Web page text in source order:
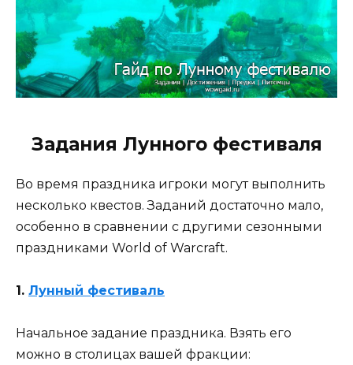
Задания Лунного фестиваля
Во время праздника игроки могут выполнить
несколько квестов. Заданий достаточно мало,
особенно в сравнении с другими сезонными
праздниками World of Warcraft.
1. Лунный фестиваль
Начальное задание праздника. Взять его
можно в столицах вашей фракции: